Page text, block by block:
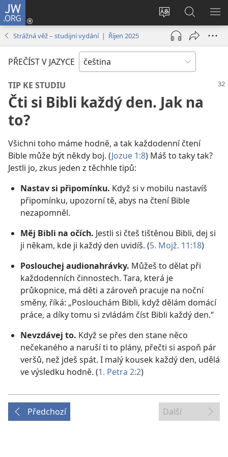
JW.ORG
Změnit
jazyk
stránek
Přihlásit
se
(otevřeno
okno)
Hledat
na
JW.ORG
Strážná věž – studijní vydání | Říjen 2025
PŘEČÍST V JAZYCE
TIP KE STUDIU
Čti si Bibli každý den. Jak na
to?
Všichni toho máme hodně, a tak každodenní čtení
Bible může být někdy boj. (Jozue 1:8) Máš to taky tak?
Jestli jo, zkus jeden z těchhle tipů:
Nastav si připomínku. Když si v mobilu nastavíš
připomínku, upozorní tě, abys na čtení Bible
nezapomněl.
Měj Bibli na očích. Jestli si čteš tištěnou Bibli, dej si
ji někam, kde ji každý den uvidíš. (5. Mojž. 11:18)
Poslouchej audionahrávky. Můžeš to dělat při
každodenních činnostech. Tara, která je
průkopnice, má děti a zároveň pracuje na noční
směny, říká: „Poslouchám Bibli, když dělám domácí
práce, a díky tomu si zvládám číst Bibli každý den.“
Nevzdávej to. Když se přes den stane něco
nečekaného a naruší ti to plány, přečti si aspoň pár
veršů, než jdeš spát. I malý kousek každý den, udělá
ve výsledku hodně. (1. Petra 2:2)
Předchozí Další